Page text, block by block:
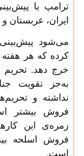
ترامپ با
ایران، عربستان
می‌شود
کرده که هر هفته
خرج دهد. تحریم
به‌جز تقویت
نداشته و
فروش بیشتر
زمره‌ی این
فروش اسلحه
است.